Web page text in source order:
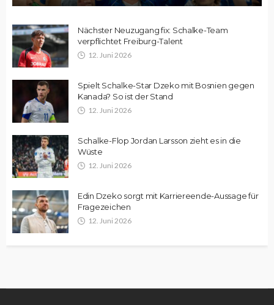
Nächster Neuzugang fix: Schalke-Team
verpflichtet Freiburg-Talent
12. Juni 2026
Spielt Schalke-Star Dzeko mit Bosnien gegen
Kanada? So ist der Stand
12. Juni 2026
Schalke-Flop Jordan Larsson zieht es in die
Wüste
12. Juni 2026
Edin Dzeko sorgt mit Karriereende-Aussage für
Fragezeichen
12. Juni 2026